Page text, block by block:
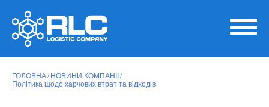
ГОЛОВНА НОВИНИ КОМПАНІЇ
Політика щодо харчових втрат та відходів